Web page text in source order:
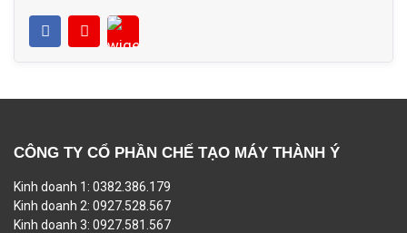
CÔNG TY CỔ PHẦN CHẾ TẠO MÁY THÀNH Ý
Kinh doanh 1: 0382.386.179
Kinh doanh 2: 0927.528.567
Kinh doanh 3: 0927.581.567